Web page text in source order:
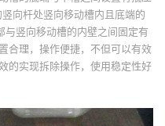
向杆处竖向移动槽内且底端的
与竖向移动槽的内壁之间固定有
合理，操作便捷，不但可以有效
的实现拆除操作，使用稳定性好